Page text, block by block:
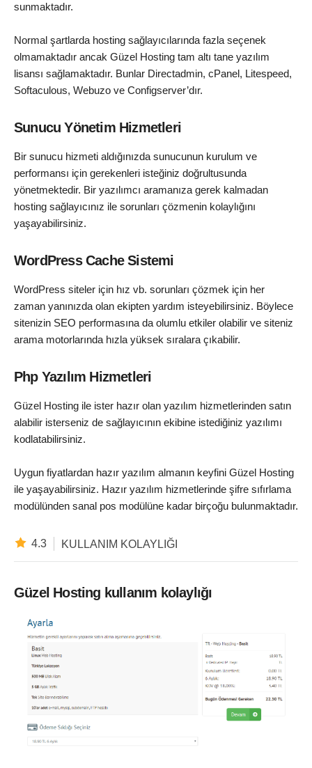
sunmaktadır.
Normal şartlarda hosting sağlayıcılarında fazla seçenek
olmamaktadır ancak Güzel Hosting tam altı tane yazılım
lisansı sağlamaktadır. Bunlar Directadmin, cPanel, Litespeed,
Softaculous, Webuzo ve Configserver’dır.
Sunucu Yönetim Hizmetleri
Bir sunucu hizmeti aldığınızda sunucunun kurulum ve
performansı için gerekenleri isteğiniz doğrultusunda
yönetmektedir. Bir yazılımcı aramanıza gerek kalmadan
hosting sağlayıcınız ile sorunları çözmenin kolaylığını
yaşayabilirsiniz.
WordPress Cache Sistemi
WordPress siteler için hız vb. sorunları çözmek için her
zaman yanınızda olan ekipten yardım isteyebilirsiniz. Böylece
sitenizin SEO performasına da olumlu etkiler olabilir ve siteniz
arama motorlarında hızla yüksek sıralara çıkabilir.
Php Yazılım Hizmetleri
Güzel Hosting ile ister hazır olan yazılım hizmetlerinden satın
alabilir isterseniz de sağlayıcının ekibine istediğiniz yazılımı
kodlatabilirsiniz.
Uygun fiyatlardan hazır yazılım almanın keyfini Güzel Hosting
ile yaşayabilirsiniz. Hazır yazılım hizmetlerinde şifre sıfırlama
modülünden sanal pos modülüne kadar birçoğu bulunmaktadır.
4.3 KULLANIM KOLAYLIĞI
Güzel Hosting kullanım kolaylığı